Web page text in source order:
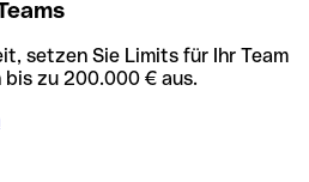
setzen Sie Limits für Ihr Team
zu 200.000 € aus.